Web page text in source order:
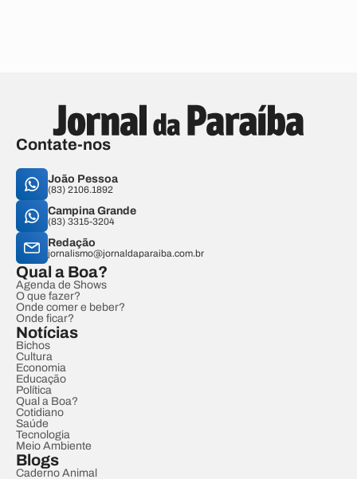
Contate-nos
João Pessoa
(83) 2106.1892
Campina Grande
(83) 3315-3204
Redação
jornalismo@jornaldaparaiba.com.br
Qual a Boa?
Agenda de Shows
O que fazer?
Onde comer e beber?
Onde ficar?
Notícias
Bichos
Cultura
Economia
Educação
Política
Qual a Boa?
Cotidiano
Saúde
Tecnologia
Meio Ambiente
Blogs
Caderno Animal